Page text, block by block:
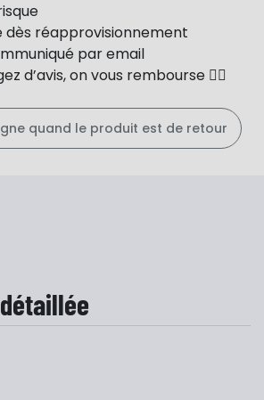
dès réapprovisionnement
par email
d’avis, on vous rembourse 👍🏻
quand le produit est de retour